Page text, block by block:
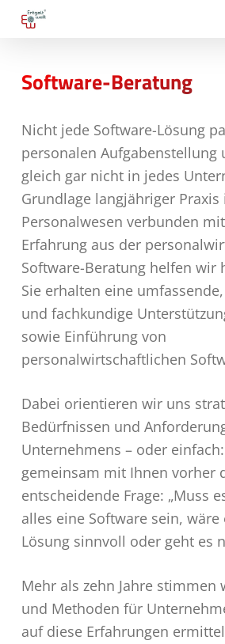
Skip
content
Software-Beratung
Nicht jede Software-Lösung
personalen Aufgabenstellung
gleich gar nicht in jedes
Grundlage langjähriger Praxis
Personalwesen verbunden
Erfahrung aus der
Software-Beratung helfen wir
Sie erhalten eine
und fachkundige
sowie Einführung von
personalwirtschaftlichen
Dabei orientieren wir uns
Bedürfnissen und
Unternehmens – oder
gemeinsam mit Ihnen vorher
entscheidende Frage: „Muss
alles eine Software sein,
Lösung sinnvoll oder geht es
Mehr als zehn Jahre stimmen
und Methoden für
auf diese Erfahrungen